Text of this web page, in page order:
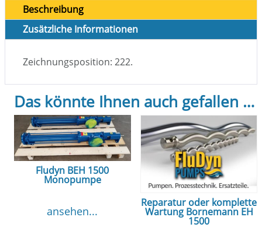
Beschreibung
Zusätzliche Informationen
Zeichnungsposition: 222.
Das könnte Ihnen auch gefallen …
Fludyn BEH 1500
Monopumpe
ansehen...
Reparatur oder komplette
Wartung Bornemann EH
1500